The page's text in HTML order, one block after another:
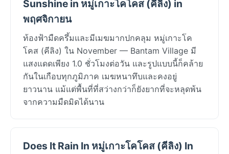
Sunshine in หมู่เกาะโคโคส (คีลิง) in
พฤศจิกายน
ท้องฟ้ามืดครึ้มและมีเมฆมากปกคลุม หมู่เกาะโค
โคส (คีลิง) ใน November — Bantam Village มี
แสงแดดเพียง 1.0 ชั่วโมงต่อวัน และรูปแบบนี้ก็คล้าย
กันในเกือบทุกภูมิภาค เมฆหนาทึบและคงอยู่
ยาวนาน แม้แต่พื้นที่ที่สว่างกว่าก็ยังยากที่จะหลุดพ้น
จากความมืดมิดได้นาน
Does It Rain In หมู่เกาะโคโคส (คีลิง) In